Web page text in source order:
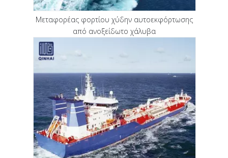
Μεταφορέας φορτίου χύδην αυτοεκφόρτωσης
από ανοξείδωτο χάλυβα